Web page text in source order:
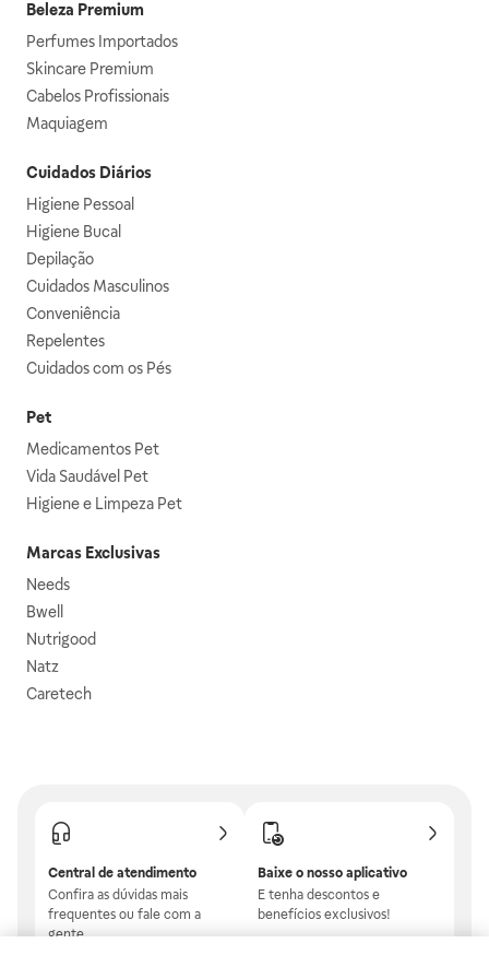
Beleza Premium
Perfumes Importados
Skincare Premium
Cabelos Profissionais
Maquiagem
Cuidados Diários
Higiene Pessoal
Higiene Bucal
Depilação
Cuidados Masculinos
Conveniência
Repelentes
Cuidados com os Pés
Pet
Medicamentos Pet
Vida Saudável Pet
Higiene e Limpeza Pet
Marcas Exclusivas
Needs
Bwell
Nutrigood
Natz
Caretech
Central de atendimento
Confira as dúvidas mais
frequentes ou fale com a
gente.
Baixe o nosso aplicativo
E tenha descontos e
benefícios exclusivos!